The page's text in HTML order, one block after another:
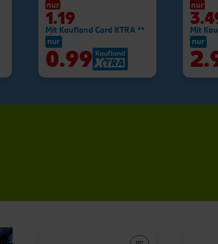
nur
1.19
Mit Kaufland Card XTRA **
nur
0.99
nur
Mit
nur